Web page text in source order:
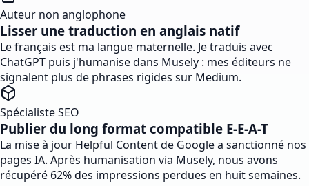
Auteur non anglophone
Lisser une traduction en anglais natif
Le français est ma langue maternelle. Je traduis avec
ChatGPT puis j'humanise dans Musely : mes éditeurs ne
signalent plus de phrases rigides sur Medium.
Spécialiste SEO
Publier du long format compatible E-E-A-T
La mise à jour Helpful Content de Google a sanctionné nos
pages IA. Après humanisation via Musely, nous avons
récupéré 62% des impressions perdues en huit semaines.